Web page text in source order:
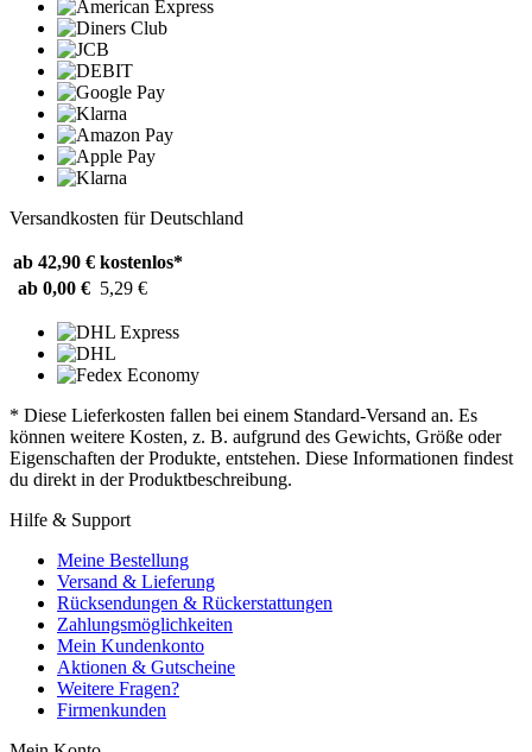
Versandkosten für Deutschland
ab 42,90 € kostenlos*
ab 0,00 € 5,29 €
* Diese Lieferkosten fallen bei einem Standard-Versand an. Es
können weitere Kosten, z. B. aufgrund des Gewichts, Größe oder
Eigenschaften der Produkte, entstehen. Diese Informationen findest
du direkt in der Produktbeschreibung.
Hilfe & Support
Meine Bestellung
Versand & Lieferung
Rücksendungen & Rückerstattungen
Zahlungsmöglichkeiten
Mein Kundenkonto
Aktionen & Gutscheine
Weitere Fragen?
Firmenkunden